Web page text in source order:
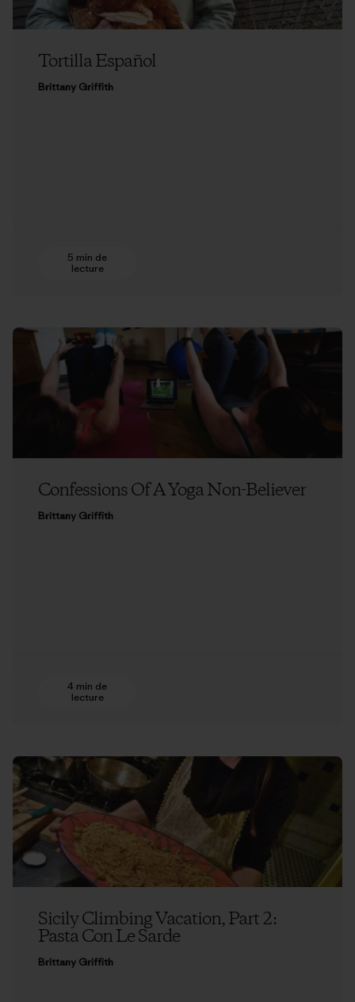
Tortilla Español
Brittany Griffith
5 min de
lecture
Confessions Of A Yoga Non-Believer
Brittany Griffith
4 min de
lecture
Sicily Climbing Vacation, Part 2:
Pasta Con Le Sarde
Brittany Griffith